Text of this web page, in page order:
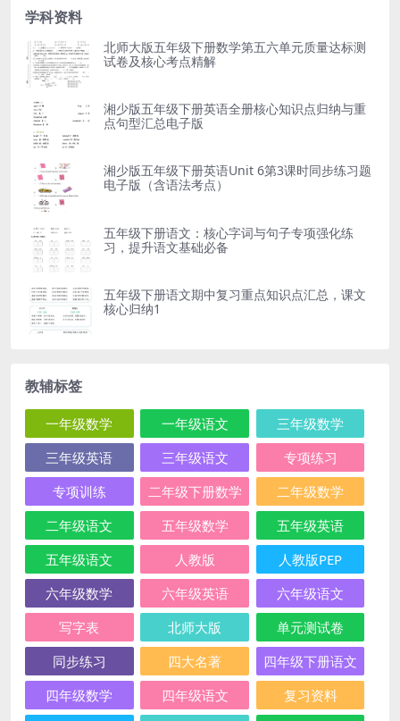
学科资料
北师大版五年级下册数学第五六单元质量达标测
试卷及核心考点精解
湘少版五年级下册英语全册核心知识点归纳与重
点句型汇总电子版
湘少版五年级下册英语Unit 6第3课时同步练习题
电子版（含语法考点）
五年级下册语文：核心字词与句子专项强化练
习，提升语文基础必备
五年级下册语文期中复习重点知识点汇总，课文
核心归纳1
教辅标签
一年级数学 一年级语文
三年级数学
三年级英语
三年级语文
专项练习
专项训练
二年级下册数学
二年级数学
二年级语文
五年级数学
五年级英语
五年级语文
人教版
人教版PEP
六年级数学
六年级英语
六年级语文
写字表
北师大版
单元测试卷
同步练习
四大名著
四年级下册语文
四年级数学
四年级语文
复习资料